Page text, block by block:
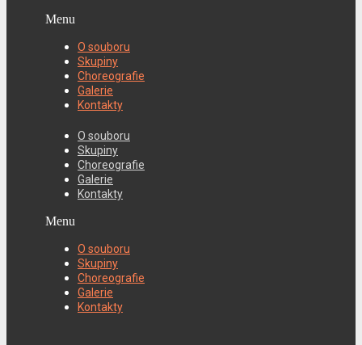
Menu
O souboru
Skupiny
Choreografie
Galerie
Kontakty
O souboru
Skupiny
Choreografie
Galerie
Kontakty
Menu
O souboru
Skupiny
Choreografie
Galerie
Kontakty